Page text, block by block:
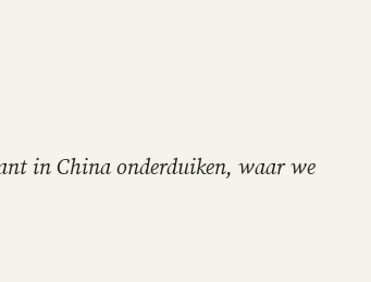
in China onderduiken, waar we